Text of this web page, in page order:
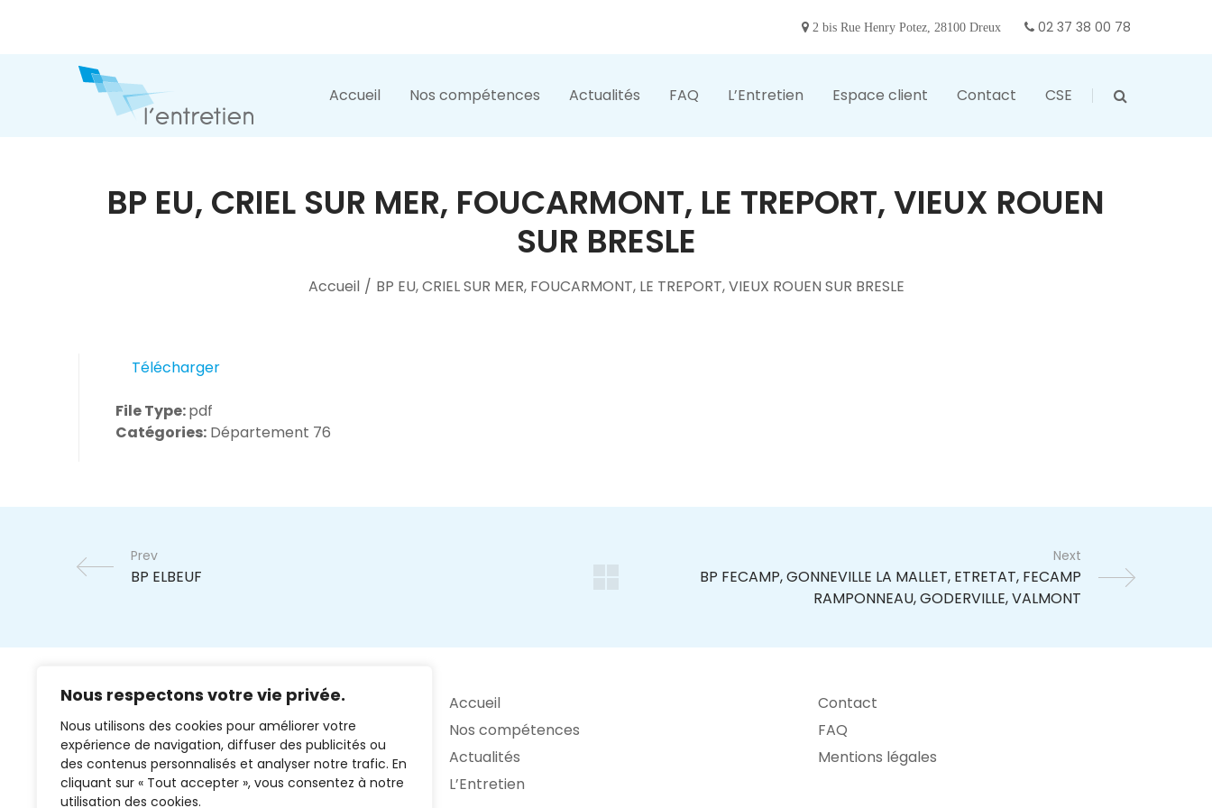
Nous respectons votre vie privée.
Nous utilisons des cookies pour améliorer votre
expérience de navigation, diffuser des publicités ou
des contenus personnalisés et analyser notre trafic. En
cliquant sur « Tout accepter », vous consentez à notre
utilisation des cookies.
2 bis Rue Henry Potez, 28100 Dreux 02 37 38 00 78
Accueil Nos compétences Actualités FAQ L’Entretien Espace client Contact CSE
BP EU, CRIEL SUR MER, FOUCARMONT, LE TREPORT, VIEUX ROUEN
SUR BRESLE
Accueil / BP EU, CRIEL SUR MER, FOUCARMONT, LE TREPORT, VIEUX ROUEN SUR BRESLE
Télécharger
File Type:pdf
Catégories: Département 76
Prev Next
02 37 38 00 78
Accueil
Nos compétences
Actualités
L’Entretien
Contact
FAQ
Mentions légales